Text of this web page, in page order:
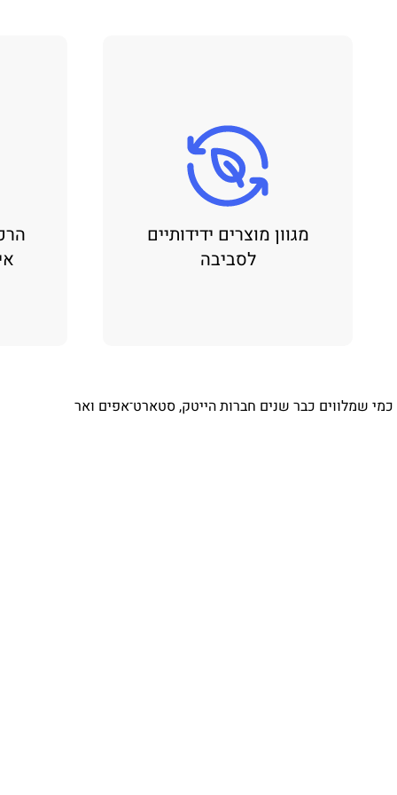
מגוון מוצרים ידידותיים
לסביבה
⁨ כמי שמלווים כבר שנים חברות הייטק, סטארט־אפים ואר